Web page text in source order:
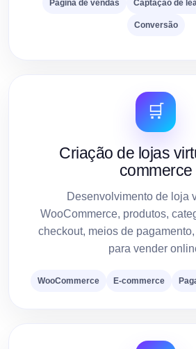
Página de vendas Captação de
Conversão
🛒
Criação de lojas
commerce
Desenvolvimento de loja
WooCommerce, produtos,
checkout, meios de
para vender
WooCommerce E-commerce